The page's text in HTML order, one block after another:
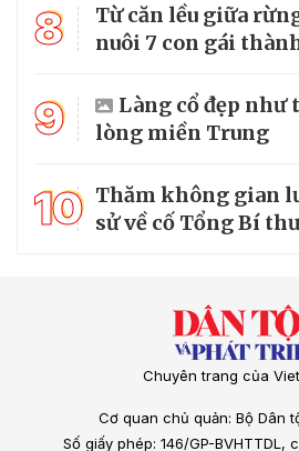
8
Từ căn lều giữa
nuôi 7 con gái
9
Làng cổ đẹp như
lòng miền Trung
10 Thăm không gian
sử về cố Tổng Bí
Chuyên trang của
Cơ quan chủ quản: Bộ Dân
Số giấy phép: 146/GP-BVHTTDL,